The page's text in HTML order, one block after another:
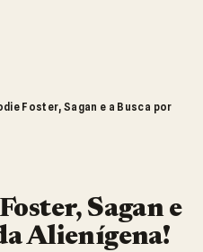
Foster, Sagan e a Busca por
Sagan e
Alienígena!